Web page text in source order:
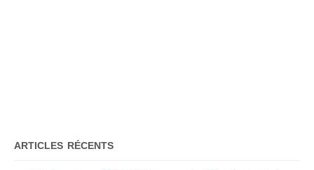
ARTICLES RÉCENTS